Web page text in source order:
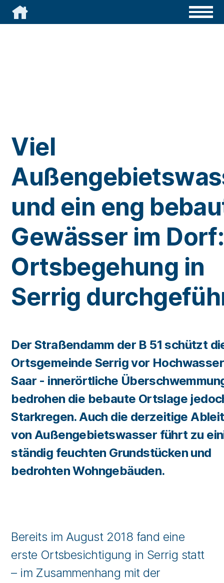

Viel
und ein eng
Gewässer im Dorf:
Ortsbegehung in
Serrig
Der Straßendamm der B 51 schützt
Ortsgemeinde Serrig vor
Saar - innerörtliche
bedrohen die bebaute Ortslage
Starkregen. Auch die derzeitige
von Außengebietswasser führt zu
ständig feuchten Grundstücken und
bedrohten Wohngebäuden.
Bereits im August 2018 fand eine
erste Ortsbesichtigung in Serrig statt
– im Zusammenhang mit der